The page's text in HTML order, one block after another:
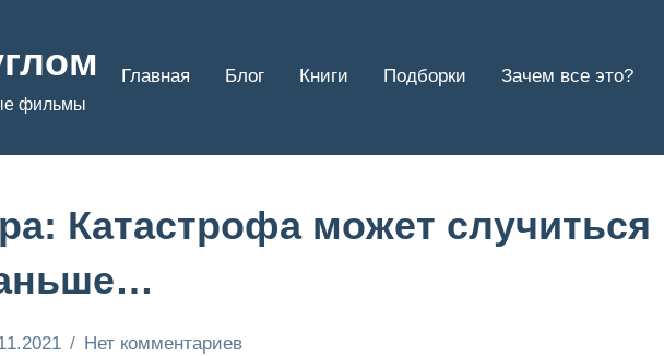
фильмы
Главная Блог Книги Подборки Зачем все это?
Катастрофа может случиться
Нет комментариев